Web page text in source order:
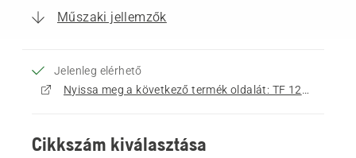
Műszaki jellemzők
Jelenleg elérhető
Nyissa meg a következő termék oldalát: TF 120 2017-
Cikkszám kiválasztása